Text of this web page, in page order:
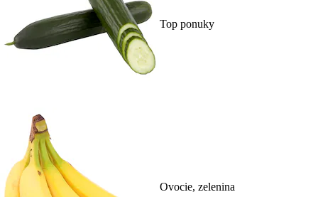
Top ponuky
Ovocie, zelenina